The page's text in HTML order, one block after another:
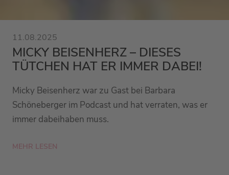
11.08.2025
MICKY BEISENHERZ – DIESES
TÜTCHEN HAT ER IMMER DABEI!
Micky Beisenherz war zu Gast bei Barbara
Schöneberger im Podcast und hat verraten, was er
immer dabeihaben muss.
MEHR LESEN